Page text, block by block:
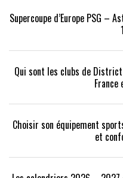
Supercoupe d’Europe PSG –
Qui sont les clubs de
France
Choisir son équipement
et